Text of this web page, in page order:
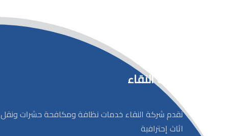
شركة النقاء
تقدم شركة النقاء خدمات نظافة ومكافحة حشرات ونقل
اثاث إحترافية